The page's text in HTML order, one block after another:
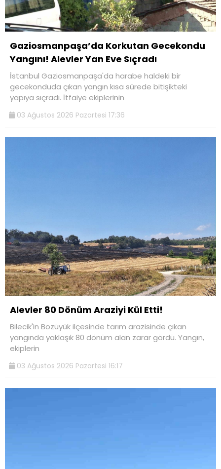
Gaziosmanpaşa’da Korkutan Gecekondu
Yangını! Alevler Yan Eve Sıçradı
İstanbul Gaziosmanpaşa'da harabe haldeki bir
gecekonduda çıkan yangın kısa sürede bitişikteki
yapıya sıçradı. İtfaiye ekiplerinin
03 Ağustos 2026 Pazartesi 17:36
Alevler 80 Dönüm Araziyi Kül Etti!
Bilecik'in Bozüyük ilçesinde tarım arazisinde çıkan
yangında yaklaşık 80 dönüm alan zarar gördü. Yangın,
ekiplerin
03 Ağustos 2026 Pazartesi 16:17